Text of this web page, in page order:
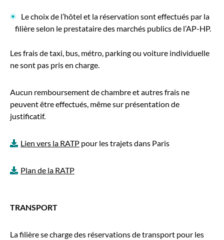
Le choix de l’hôtel et la réservation sont effectués par la
filière selon le prestataire des marchés publics de l’AP-HP.
Les frais de taxi, bus, métro, parking ou voiture individuelle
ne sont pas pris en charge.
Aucun remboursement de chambre et autres frais ne
peuvent être effectués, même sur présentation de
justificatif.
Lien vers la RATP pour les trajets dans Paris
Plan de la RATP
TRANSPORT
La filière se charge des réservations de transport pour les